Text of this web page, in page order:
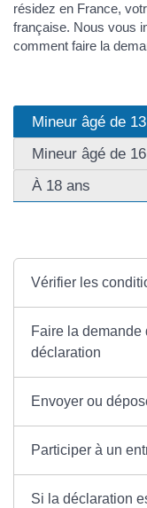
résidez en France,
française. Nous vous
comment faire la
Mineur âgé de
Mineur âgé de
À 18 ans
Vérifier les
Faire la
déclaration
Envoyer ou
Participer à un
Si la déclaration